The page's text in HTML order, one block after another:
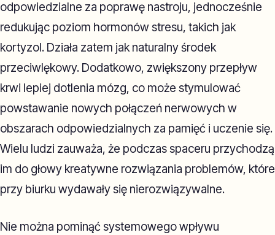
odpowiedzialne za poprawę nastroju, jednocześnie
redukując poziom hormonów stresu, takich jak
kortyzol. Działa zatem jak naturalny środek
przeciwlękowy. Dodatkowo, zwiększony przepływ
krwi lepiej dotlenia mózg, co może stymulować
powstawanie nowych połączeń nerwowych w
obszarach odpowiedzialnych za pamięć i uczenie się.
Wielu ludzi zauważa, że podczas spaceru przychodzą
im do głowy kreatywne rozwiązania problemów, które
przy biurku wydawały się nierozwiązywalne.
Nie można pominąć systemowego wpływu